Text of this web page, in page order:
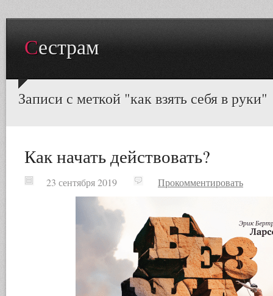
Сестрам
Записи с меткой "как взять себя в руки"
Как начать действовать?
23 сентября 2019 Прокомментировать